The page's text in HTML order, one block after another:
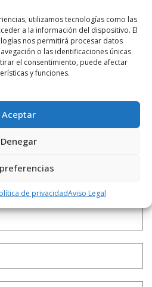
utilizamos tecnologías como las
a la información del dispositivo. El
nos permitirá procesar datos
o las identificaciones únicas
el consentimiento, puede afectar
y funciones.
Aceptar
Denegar
de privacidadAviso Legal
del Club de Tiro Rioja ...